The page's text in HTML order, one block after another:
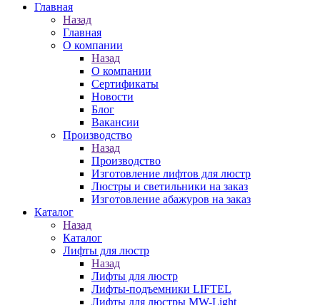
Главная
Назад
Главная
О компании
Назад
О компании
Сертификаты
Новости
Блог
Вакансии
Производство
Назад
Производство
Изготовление лифтов для люстр
Люстры и светильники на заказ
Изготовление абажуров на заказ
Каталог
Назад
Каталог
Лифты для люстр
Назад
Лифты для люстр
Лифты-подъемники LIFTEL
Лифты для люстры MW-Light